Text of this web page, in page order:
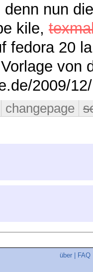
denn nun
kile,
fedora 20
von
2009/
changepage
über FAQ